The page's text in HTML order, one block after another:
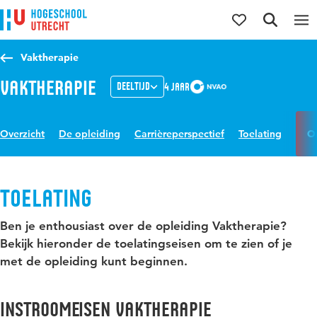
Direct naar de inhoud
Direct naar de hoofdnavigatie
Direct naar de zoekfunctie
Vaktherapie
Vaktherapie Deeltijd 4 jaar
Overzicht De opleiding Carrièreperspectief Toelating
Toelating
Ben je enthousiast over de opleiding Vaktherapie?
Bekijk hieronder de toelatingseisen om te zien of je
met de opleiding kunt beginnen.
Instroomeisen Vaktherapie